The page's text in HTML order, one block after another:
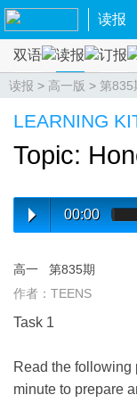
读报
双语 读报 订报
读报 > 高一版 > 第835
LEARNING
Topic:
00:00
高一
第835期
作者：TEENS
Task 1
Read the
minute to prepare